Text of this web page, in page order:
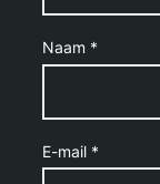
Naam *
E-mail *